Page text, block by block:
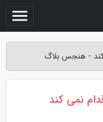
کند - هنجس بلاگ
نمی کند